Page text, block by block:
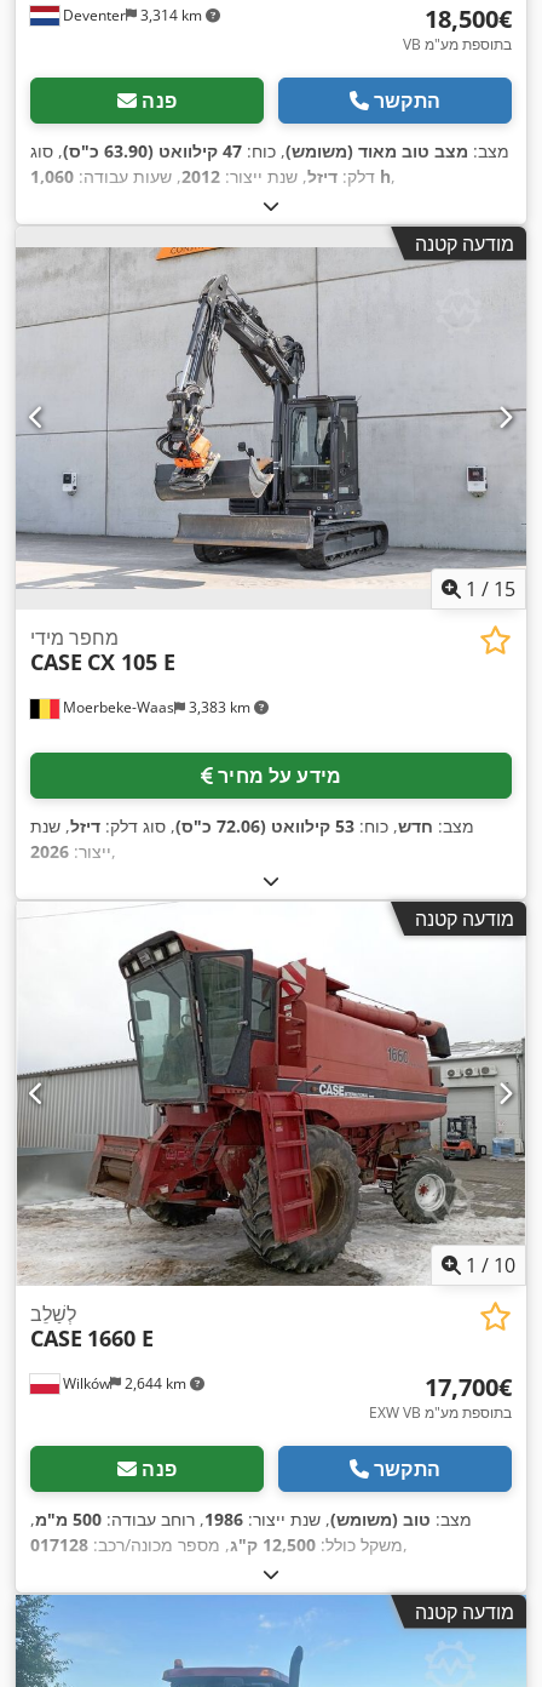
Deventer 3,314 km ‏18,500 ‏€
VB בתוספת מע"מ
פנה התקשר
מצב: מצב טוב מאוד (משומש), כוח: 47 קילוואט (63.90 כ"ס)
, סוג
דלק: דיזל, שנת ייצור: 2012, שעות עבודה: 1,060 h,
מודעה קטנה
1 / 15
Moerbeke-Waas 3,383 km
מחפר מידי
CASE CX 105 E
מידע על מחיר
מצב: חדש, כוח: 53 קילוואט (72.06 כ"ס) , סוג דלק: דיזל, שנת
ייצור: 2026 ,
מודעה קטנה
1 / 10
Wilków 2,644 km
לְשַׁלֵב
CASE 1660 E
‏17,700 ‏€
EXW VB בתוספת מע"מ
פנה התקשר
מצב: טוב (משומש), שנת ייצור: 1986, רוחב עבודה: 500 מ"מ
,
משקל כולל: 12,500 ק"ג , מספר מכונה/רכב: 017128 ,
מודעה קטנה